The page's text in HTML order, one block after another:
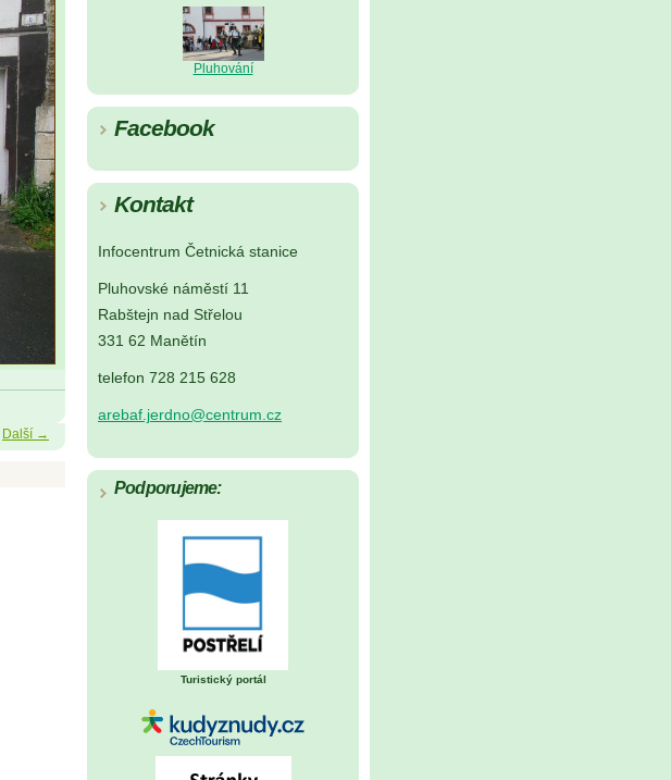
Pluhování
Facebook
Kontakt
Infocentrum Četnická stanice
Pluhovské náměstí 11
Rabštejn nad Střelou
331 62 Manětín
telefon 728 215 628
arebaf.jerdno@centrum.cz
Podporujeme:
Turistický portál
Další →